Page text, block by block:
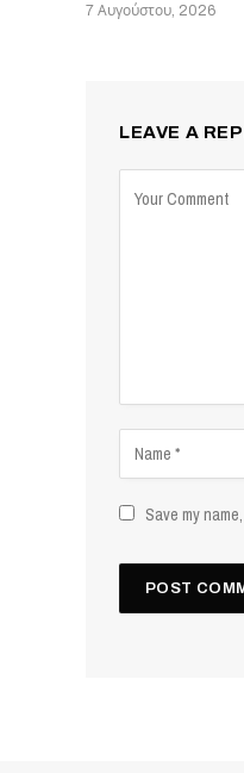
7 Αυγούστου, 2026
LEAVE A
Save my